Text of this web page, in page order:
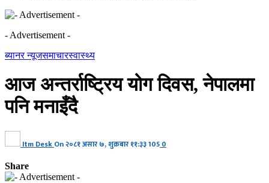
- Advertisement -
ब्यानर न्यूजसमाचारस्वास्थ्य
आज अन्तर्राष्ट्रिय योग दिवस, नेपालमा
पनि मनाइँदै
Itm Desk On२०८१ असार ७, शुक्रबार ११:३३105 0
Share